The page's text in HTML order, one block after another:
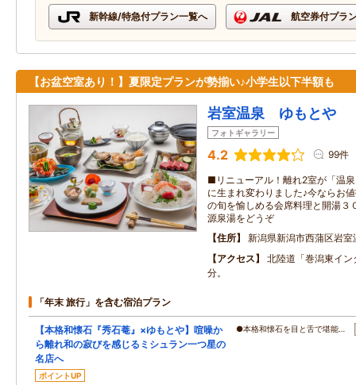
新幹線/特急付プラン一覧へ 航空券付プラ
【お盆空室あり！】夏限定プランが勢揃い♪小学生以下半額も
岩室温泉 ゆもとや
フォトギャラリー
4.2 99件
■リニューアル！離れ2室が「温
に生まれ変わりました♪今ならお
の旬を愉しめる会席料理と開湯３
源泉湯をどうぞ
住所
新潟県新潟市西蒲区岩室
アクセス
北陸道「巻潟東イン
分。
「年末 旅行」を含む宿泊プラン
【本格和懐石『秀石菴』×ゆもとや】喧噪か
ら離れ和の寂びを感じるミシュラン一つ星の
名店へ
ポイントUP
●本格和懐石を目と舌で堪能…